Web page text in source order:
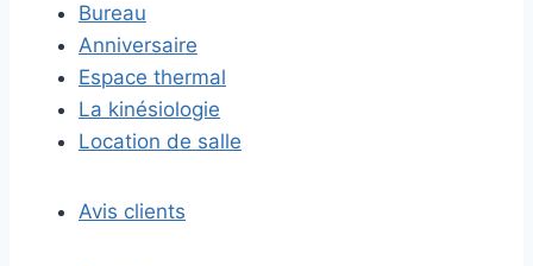
Bureau
Anniversaire
Espace thermal
La kinésiologie
Location de salle
Avis clients